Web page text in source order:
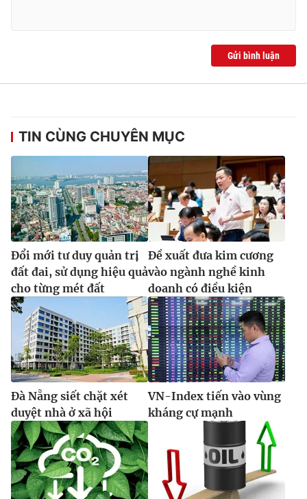
Gửi bình luận
TIN CÙNG CHUYÊN MỤC
Đổi mới tư duy quản trị
đất đai, sử dụng hiệu quả
cho từng mét đất
Đề xuất đưa kim cương
vào ngành nghề kinh
doanh có điều kiện
Đà Nẵng siết chặt xét
duyệt nhà ở xã hội
VN-Index tiến vào vùng
kháng cự mạnh